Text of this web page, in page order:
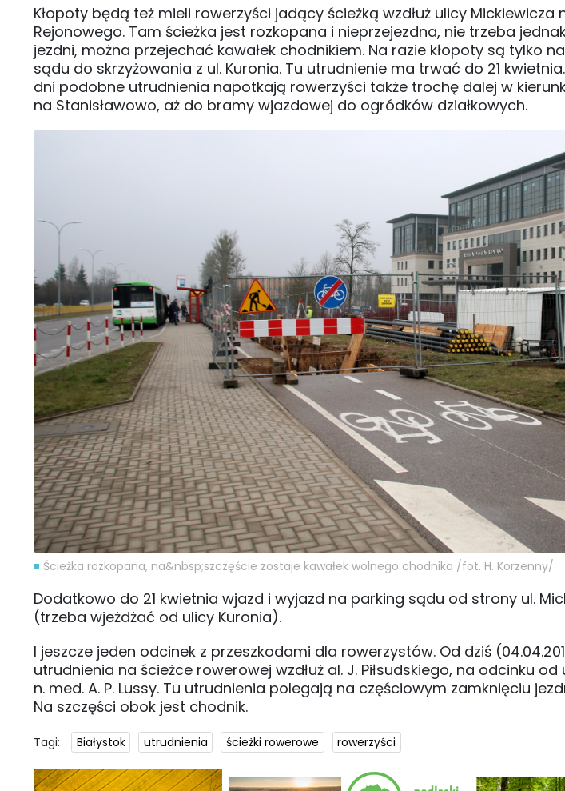
Kłopoty będą też mieli rowerzyści jadący ścieżką wzdłuż ulicy
Rejonowego. Tam ścieżka jest rozkopana i nieprzejezdna, nie trzeba
jezdni, można przejechać kawałek chodnikiem. Na razie kłopoty są tylko
sądu do skrzyżowania z ul. Kuronia. Tu utrudnienie ma trwać do 21
dni podobne utrudnienia napotkają rowerzyści także trochę dalej w
na Stanisławowo, aż do bramy wjazdowej do ogródków działkowych.
Ścieżka rozkopana, na&nbsp;szczęście zostaje kawałek wolnego chodnika /fot. H. Korzenny/
Dodatkowo do 21 kwietnia wjazd i wyjazd na parking sądu od strony ul.
(trzeba wjeżdżać od ulicy Kuronia).
I jeszcze jeden odcinek z przeszkodami dla rowerzystów. Od dziś
utrudnienia na ścieżce rowerowej wzdłuż al. J. Piłsudskiego, na odcinku
n. med. A. P. Lussy. Tu utrudnienia polegają na częściowym zamknięciu
Na szczęści obok jest chodnik.
Tagi: Białystok utrudnienia ścieżki rowerowe rowerzyści